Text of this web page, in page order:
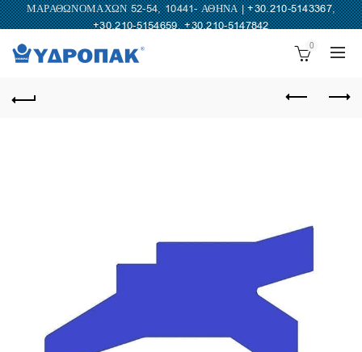
ΜΑΡΑΘΩΝΟΜΑΧΩΝ 52-54, 10441- ΑΘΗΝΑ |+30.210-5143367,
+30.210-5154659,+30.210-5147842
0